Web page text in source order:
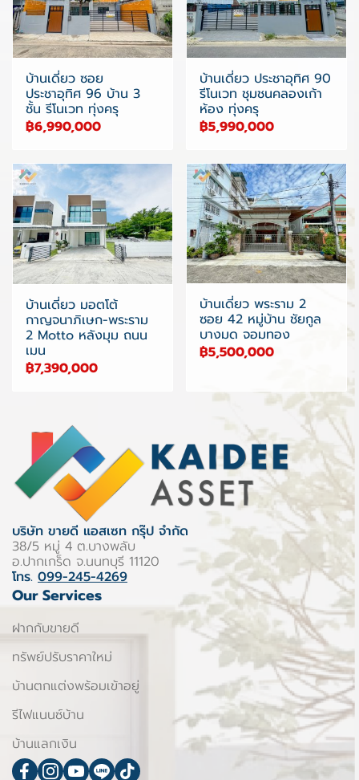
บ้านเดี่ยว ซอย
ประชาอุทิศ 96 บ้าน 3
ชั้น รีโนเวท ทุ่งครุ
฿6,990,000
บ้านเดี่ยว ประชาอุทิศ 90
รีโนเวท ชุมชนคลองเก้า
ห้อง ทุ่งครุ
฿5,990,000
บ้านเดี่ยว มอตโต้
กาญจนาภิเษก-พระราม
2 Motto หลังมุม ถนน
เมน
฿7,390,000
บ้านเดี่ยว พระราม 2
ซอย 42 หมู่บ้าน ชัยกูล
บางมด จอมทอง
฿5,500,000
บริษัท ขายดี แอสเซท กรุ๊ป จำกัด
38/5 หมู่ 4 ต.บางพลับ
อ.ปากเกร็ด จ.นนทบุรี 11120
โทร. 099-245-4269
Our Services
ฝากกับขายดี
ทรัพย์ปรับราคาใหม่
บ้านตกแต่งพร้อมเข้าอยู่
รีไฟแนนซ์บ้าน
บ้านแลกเงิน